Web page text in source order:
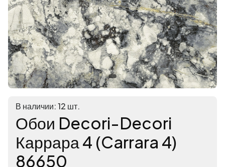
В наличии: 12 шт.
Обои Decori-Decori
Каррара 4 (Carrara 4)
86650